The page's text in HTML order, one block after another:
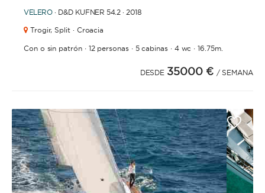
VELERO · D&D KUFNER 54.2 · 2018
Trogir, Split · Croacia
Con o sin patrón· 12 personas· 5 cabinas· 4 wc ·16.75m.
DESDE 35000 € / SEMANA